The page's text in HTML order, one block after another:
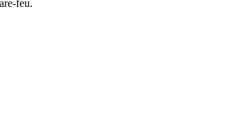
feu.